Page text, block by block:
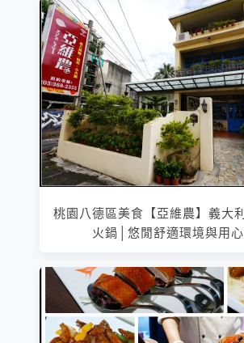
桃園八德區美食【亞維農】義大
火鍋│悠閒舒適環境與用